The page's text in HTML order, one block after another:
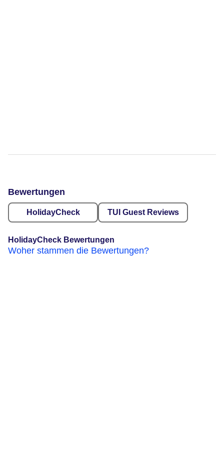
Bewertungen
HolidayCheck TUI Guest Reviews
HolidayCheck Bewertungen
Woher stammen die Bewertungen?